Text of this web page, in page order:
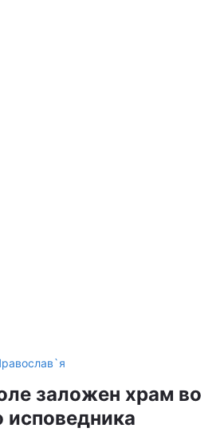
заложен храм во
исповедника